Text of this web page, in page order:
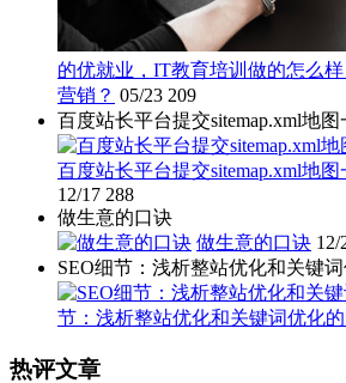
的优就业，IT教育培训做的怎么
营销？ 05/23 209
百度站长平台提交sitemap.xml地
百度站长平台提交sitemap.xml地
12/17 288
做生意的口诀
做生意的口诀 12/
SEO细节：浅析整站优化和关键
节：浅析整站优化和关键词优化的
热评文章